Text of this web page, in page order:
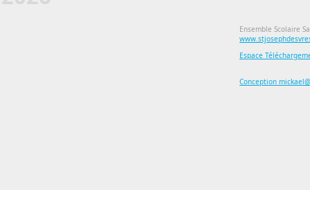
Ensemble Scolaire
Espace
Conception